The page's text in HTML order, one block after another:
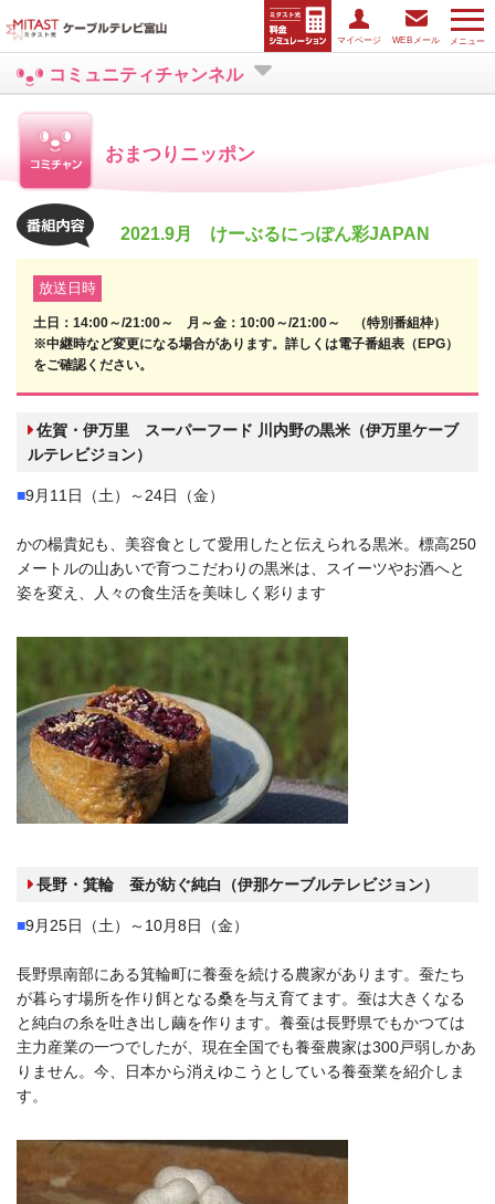
メニュー
マイページ WEBメール
コミュニティチャンネル
おまつりニッポン
2021.9月 けーぶるにっぽん彩JAPAN
放送日時
土日：14:00～/21:00～ 月～金：10:00～/21:00～ （特別番組枠）
※中継時など変更になる場合があります。詳しくは電子番組表（EPG）
をご確認ください。
佐賀・伊万里 スーパーフード 川内野の黒米（伊万里ケーブ
ルテレビジョン）
■9月11日（土）～24日（金）
かの楊貴妃も、美容食として愛用したと伝えられる黒米。標高250
メートルの山あいで育つこだわりの黒米は、スイーツやお酒へと
姿を変え、人々の食生活を美味しく彩ります
長野・箕輪 蚕が紡ぐ純白（伊那ケーブルテレビジョン）
■9月25日（土）～10月8日（金）
長野県南部にある箕輪町に養蚕を続ける農家があります。蚕たち
が暮らす場所を作り餌となる桑を与え育てます。蚕は大きくなる
と純白の糸を吐き出し繭を作ります。養蚕は長野県でもかつては
主力産業の一つでしたが、現在全国でも養蚕農家は300戸弱しかあ
りません。今、日本から消えゆこうとしている養蚕業を紹介しま
す。